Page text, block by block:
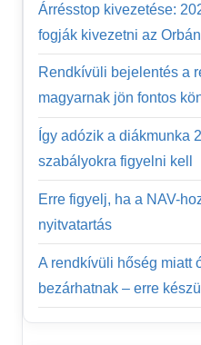
Árrésstop kivezetése:
fogják kivezetni az
Rendkívüli bejelentés a
magyarnak jön fontos
Így adózik a diákmunka
szabályokra figyelni kell
Erre figyelj, ha a NAV-
nyitvatartás
A rendkívüli hőség miatt
bezárhatnak – erre